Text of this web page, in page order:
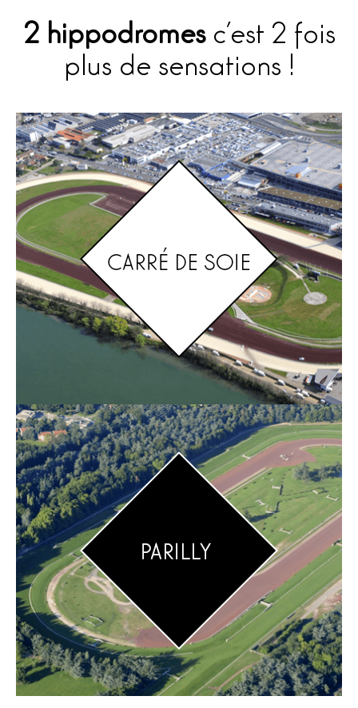
2 hippodromesc’est 2 fois
plus de sensations !